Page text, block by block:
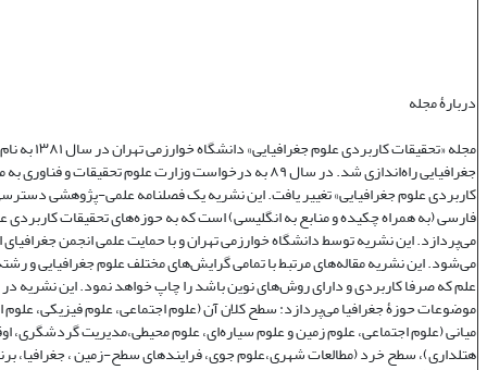
دربارۀ مجله
مجله «تحقیقات کاربردی
جغرافیایی راه‌اندازی شد. در سال ۸۹ به درخواست وزارت علوم تحقیقات و
کاربردی علوم جغرافیایی» تغییر یافت. این نشریه یک فصلنامه علمی‌-پژوهشی
فارسی (به همراه چکیده و منابع به انگلیسی) است که به حوزه‌های تحقیقات کاربردی
می‌پردازد. این نشریه توسط دانشگاه خوارزمی تهران و با حمایت علمی انجمن جغرافیای
می‌شود. این نشریه مقاله‌های مرتبط با تمامی گرایش‌های مختلف علوم جغرافیایی و
علم که صرفا کاربردی و دارای روش‌های نوین باشد را چاپ خواهد نمود. این نشریه
موضوعات حوزۀ جغرافیا می‌پردازد: سطح کلان آن (علوم اجتماعی، علوم فیزیکی،
میانی (علوم اجتماعی، علوم زمین و علوم سیاره‌ای، علوم محیطی،مدیریت گردشگری،
هتلداری)، سطح خرد (مطالعات شهری،علوم جوی، فرایندهای سطح-زمین ، جغرافیا،